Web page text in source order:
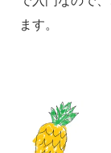
ます。